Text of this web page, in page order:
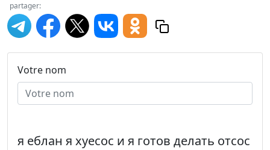
partager:
Votre nom
я еблан я хуесос и я готов делать отсос